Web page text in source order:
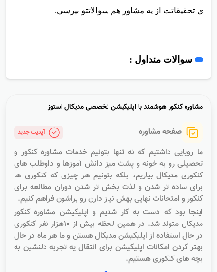
ی تحقیقاتت از یه مشاور هم سوالاتتو بپرسی.
سوالات متداول :
مشاوره کنکور هوشمند با اپلیکیشن تخصصى مدیکال استوز
صفحه مشاوره آپدیت جدید
ما رویایی داشتیم که نه تنها بتونیم خدمات مشاوره کنکور و
تحصیلی رو به خونه و پشت میز دانش آموزها و داوطلب های
کنکوری مدیکال بیاریم، بلکه بتونیم هر چیزی که کنکوری ها
برای ساده تر شدن و لذت بخش تر شدن دوران مطالعه برای
کنکور و امتحانات نهایی بهش نیاز دارن رو براشون فراهم کنیم.
اینجا بود که دست به کار شدیم و اپلیکیشن مشاوره کنکور
مدیکال متولد شد. در همین لحظه بیش از ۱۰هزار نفر کنکوری
در حال استفاده از اپلیکیشن مدیکال هستن و ما هر ماه در حال
بهتر کردن امکانات اپلیکیشن برای انتقال یه تجربه دلنشین به
بچه های کنکوری هستیم.